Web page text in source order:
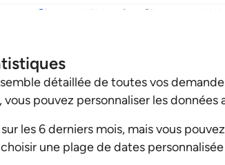
détaillée de toutes vos
pouvez personnaliser les données
les 6 derniers mois, mais vous
une plage de dates